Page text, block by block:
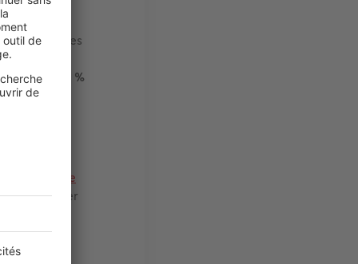
les
d’espaces
94 %
de moins de
de SeLoger
record.
même